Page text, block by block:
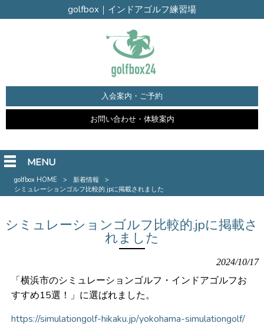
golfbox｜インドアゴルフ練習場
入会案内・ご予約
お問い合わせ・体験案内
MENU
golfbox HOME > 新着情報
>
シミュレーションゴルフ比較的.jpに掲載されました
シミュレーションゴルフ比較的.jpに掲載さ
れました
2024/10/17
「横浜市のシミュレーションゴルフ・インドアゴルフお
すすめ15選！」に選ばれました。
https://simulationgolf-hikaku.jp/yokohama-simulationgolf/